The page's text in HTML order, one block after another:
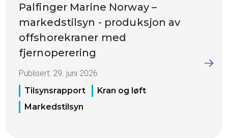
Palfinger Marine Norway –
markedstilsyn - produksjon av
offshorekraner med
fjernoperering
Publisert: 29. juni 2026
Tilsynsrapport
Kran og løft
Markedstilsyn